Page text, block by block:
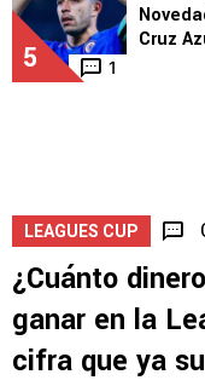
5 1
Cruz
LEAGUES CUP
¿Cuánto
ganar en la
cifra que ya